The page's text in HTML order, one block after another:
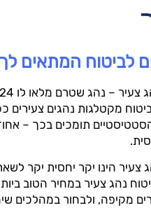
לביטוח המתאים
מקטלגות נהגים צעירים
תומכים בכך –
הינו יקר יחסית יקר
נהג צעיר במחיר הטוב
מקיפה, ולבחור במהלכים